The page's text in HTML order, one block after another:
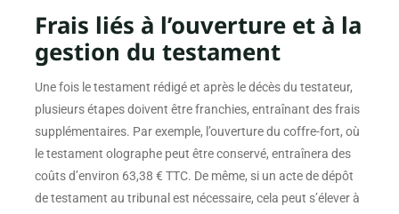
Frais liés à l’ouverture et à la
gestion du testament
Une fois le testament rédigé et après le décès du testateur,
plusieurs étapes doivent être franchies, entraînant des frais
supplémentaires. Par exemple, l’ouverture du coffre-fort, où
le testament olographe peut être conservé, entraînera des
coûts d’environ 63,38 € TTC. De même, si un acte de dépôt
de testament au tribunal est nécessaire, cela peut s’élever à